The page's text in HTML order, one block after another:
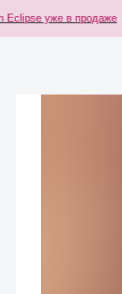
уже в продаже